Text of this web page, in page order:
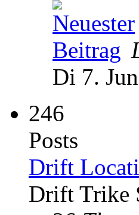
Di 7.
246
Posts
Drift
Drift Trike